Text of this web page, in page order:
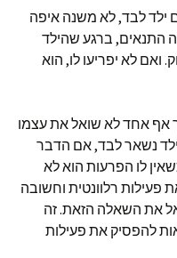
ילד לבד, לא משנה איפה
התנאים, ברגע שהילד
לא יפריעו לו, הוא
אף אחד לא שואל את עצמו
נשאר לבד, אם הדבר
לו הפרעות הוא לא
פעילות רלוונטית וחשובה
את השאלה הזאת. זה
להפסיק את פעילות